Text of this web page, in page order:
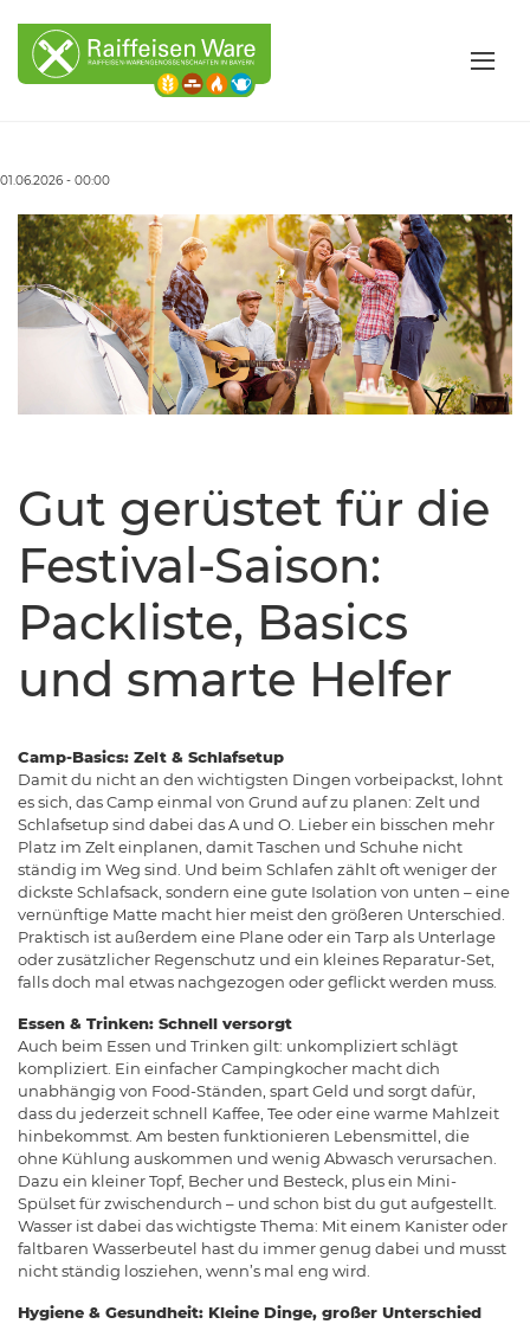
01.06.2026 - 00:00
Gut gerüstet für die
Festival-Saison:
Packliste, Basics
und smarte Helfer
Camp-Basics: Zelt & Schlafsetup
Damit du nicht an den wichtigsten Dingen vorbeipackst, lohnt
es sich, das Camp einmal von Grund auf zu planen: Zelt und
Schlafsetup sind dabei das A und O. Lieber ein bisschen mehr
Platz im Zelt einplanen, damit Taschen und Schuhe nicht
ständig im Weg sind. Und beim Schlafen zählt oft weniger der
dickste Schlafsack, sondern eine gute Isolation von unten – eine
vernünftige Matte macht hier meist den größeren Unterschied.
Praktisch ist außerdem eine Plane oder ein Tarp als Unterlage
oder zusätzlicher Regenschutz und ein kleines Reparatur-Set,
falls doch mal etwas nachgezogen oder geflickt werden muss.
Essen & Trinken: Schnell versorgt
Auch beim Essen und Trinken gilt: unkompliziert schlägt
kompliziert. Ein einfacher Campingkocher macht dich
unabhängig von Food-Ständen, spart Geld und sorgt dafür,
dass du jederzeit schnell Kaffee, Tee oder eine warme Mahlzeit
hinbekommst. Am besten funktionieren Lebensmittel, die
ohne Kühlung auskommen und wenig Abwasch verursachen.
Dazu ein kleiner Topf, Becher und Besteck, plus ein Mini-
Spülset für zwischendurch – und schon bist du gut aufgestellt.
Wasser ist dabei das wichtigste Thema: Mit einem Kanister oder
faltbaren Wasserbeutel hast du immer genug dabei und musst
nicht ständig losziehen, wenn’s mal eng wird.
Hygiene & Gesundheit: Kleine Dinge, großer Unterschied